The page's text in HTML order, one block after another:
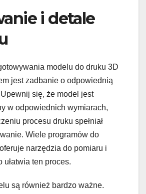
i detale
modelu do druku 3D
jest zadbanie o odpowiednią
się, że model jest
w odpowiednich wymiarach,
procesu druku spełniał
Wiele programów do
narzędzia do pomiaru i
ułatwia ten proces.
są również bardzo ważne.